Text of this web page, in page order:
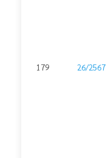
179 26/2567